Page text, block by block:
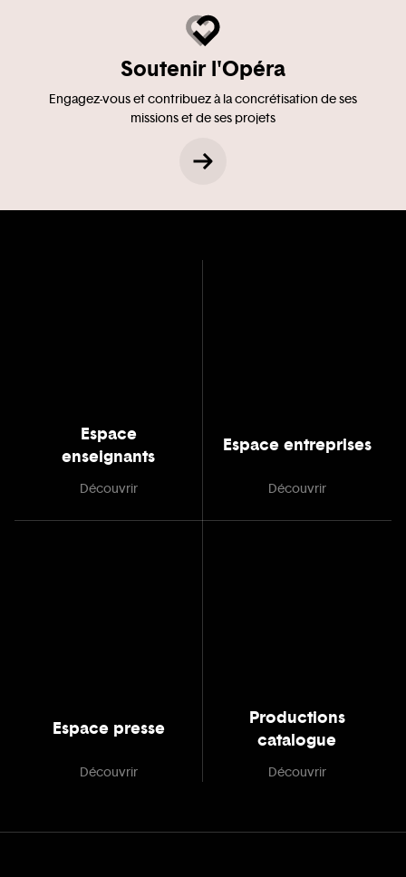
Soutenir l'Opéra
Engagez-vous et contribuez à la concrétisation de ses
missions et de ses projets
Espace
enseignants
Découvrir
Espace entreprises
Découvrir
Espace presse
Découvrir
Productions
catalogue
Découvrir